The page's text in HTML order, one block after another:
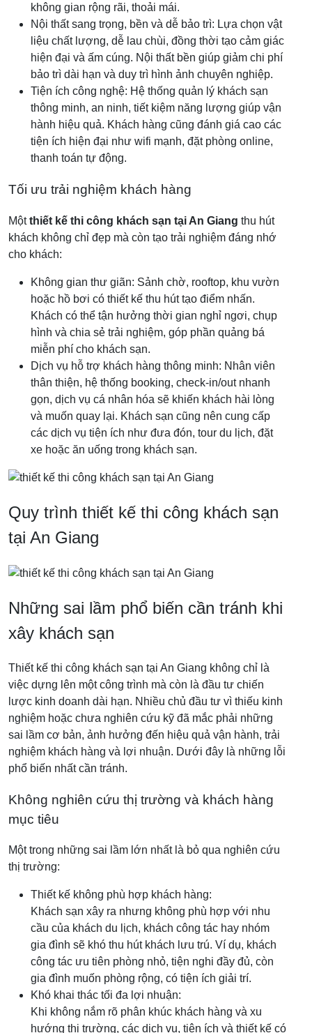
không gian rộng rãi, thoải mái.
Nội thất sang trọng, bền và dễ bảo trì: Lựa chọn vật
liệu chất lượng, dễ lau chùi, đồng thời tạo cảm giác
hiện đại và ấm cúng. Nội thất bền giúp giảm chi phí
bảo trì dài hạn và duy trì hình ảnh chuyên nghiệp.
Tiện ích công nghệ: Hệ thống quản lý khách sạn
thông minh, an ninh, tiết kiệm năng lượng giúp vận
hành hiệu quả. Khách hàng cũng đánh giá cao các
tiện ích hiện đại như wifi mạnh, đặt phòng online,
thanh toán tự động.
Tối ưu trải nghiệm khách hàng
Mộtthiết kế thi công khách sạn tại An Giang thu hút
khách không chỉ đẹp mà còn tạo trải nghiệm đáng nhớ
cho khách:
Không gian thư giãn: Sảnh chờ, rooftop, khu vườn
hoặc hồ bơi có thiết kế thu hút tạo điểm nhấn.
Khách có thể tận hưởng thời gian nghỉ ngơi, chụp
hình và chia sẻ trải nghiệm, góp phần quảng bá
miễn phí cho khách sạn.
Dịch vụ hỗ trợ khách hàng thông minh: Nhân viên
thân thiện, hệ thống booking, check-in/out nhanh
gọn, dịch vụ cá nhân hóa sẽ khiến khách hài lòng
và muốn quay lại. Khách sạn cũng nên cung cấp
các dịch vụ tiện ích như đưa đón, tour du lịch, đặt
xe hoặc ăn uống trong khách sạn.
Quy trình thiết kế thi công khách sạn
tại An Giang
Những sai lầm phổ biến cần tránh khi
xây khách sạn
Thiết kế thi công khách sạn tại An Giang không chỉ là
việc dựng lên một công trình mà còn là đầu tư chiến
lược kinh doanh dài hạn. Nhiều chủ đầu tư vì thiếu kinh
nghiệm hoặc chưa nghiên cứu kỹ đã mắc phải những
sai lầm cơ bản, ảnh hưởng đến hiệu quả vận hành, trải
nghiệm khách hàng và lợi nhuận. Dưới đây là những lỗi
phổ biến nhất cần tránh.
Không nghiên cứu thị trường và khách hàng
mục tiêu
Một trong những sai lầm lớn nhất là bỏ qua nghiên cứu
thị trường:
Thiết kế không phù hợp khách hàng:
Khách sạn xây ra nhưng không phù hợp với nhu
cầu của khách du lịch, khách công tác hay nhóm
gia đình sẽ khó thu hút khách lưu trú. Ví dụ, khách
công tác ưu tiên phòng nhỏ, tiện nghi đầy đủ, còn
gia đình muốn phòng rộng, có tiện ích giải trí.
Khó khai thác tối đa lợi nhuận:
Khi không nắm rõ phân khúc khách hàng và xu
hướng thị trường, các dịch vụ, tiện ích và thiết kế có